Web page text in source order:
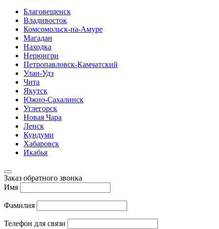
Благовещенск
Владивосток
Комсомольск-на-Амуре
Магадан
Находка
Нерюнгри
Петропавловск-Камчатский
Улан-Удэ
Чита
Якутск
Южно-Сахалинск
Углегорск
Новая Чара
Ленск
Кундуми
Хабаровск
Икабья
Заказ обратного звонка
Имя
Фамилия
Телефон для связи